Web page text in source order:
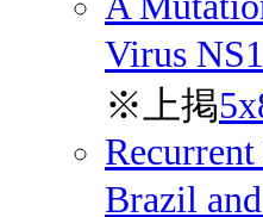
Virus
※上掲
Brazil